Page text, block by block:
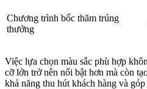
Chương trình bốc thăm trúng
thưởng
Việc lựa chọn màu sắc phù hợp
cỡ lớn trở nên nổi bật hơn mà còn
khả năng thu hút khách hàng và